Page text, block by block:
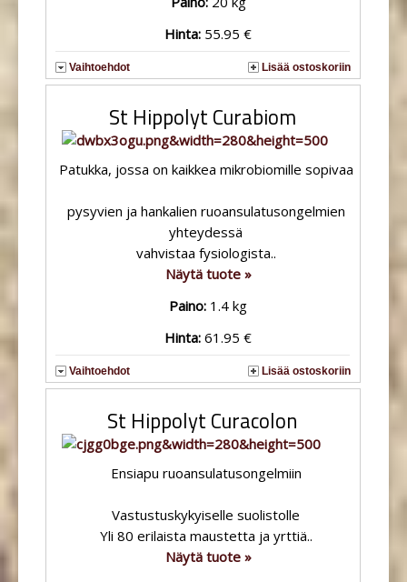
Hinta: 55.95 €
Vaihtoehdot Lisää ostoskoriin
St Hippolyt Curabiom
Patukka, jossa on kaikkea mikrobiomille sopivaa
pysyvien ja hankalien ruoansulatusongelmien
yhteydessä
vahvistaa fysiologista..
Näytä tuote »
Paino: 1.4 kg
Hinta:61.95 €
Vaihtoehdot Lisää ostoskoriin
St Hippolyt Curacolon
Ensiapu ruoansulatusongelmiin
Vastustuskykyiselle suolistolle
Yli 80 erilaista maustetta ja yrttiä..
Näytä tuote »